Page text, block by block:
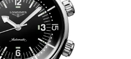
von Grand Seiko